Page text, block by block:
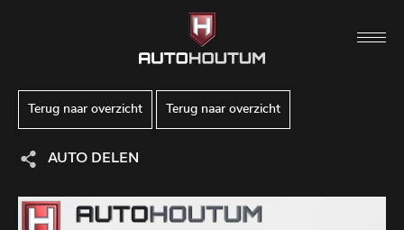
Terug naar overzicht Terug naar overzicht
AUTO DELEN